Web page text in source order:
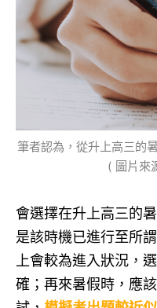
筆者認為，從升上高三的
( 圖片來
會選擇在升上高三的
是該時機已進行至所
上會較為進入狀況，
確；再來暑假時，應